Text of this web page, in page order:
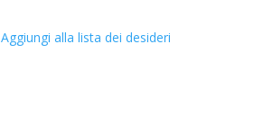
Aggiungi alla lista dei desideri